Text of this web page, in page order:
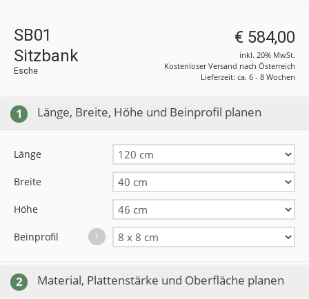
SB01
Sitzbank
Esche
€ 584,00
inkl. 20% MwSt.
Kostenloser Versand nach Österreich
Lieferzeit: ca. 6 - 8 Wochen
1 Länge, Breite, Höhe und Beinprofil planen
Länge
Breite
Höhe
Beinprofil ?
2 Material, Plattenstärke und Oberfläche planen